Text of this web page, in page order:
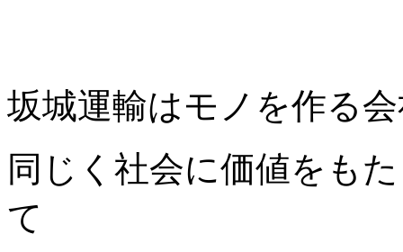
坂城運輸はモノを作る
同じく社会に価値をも
て